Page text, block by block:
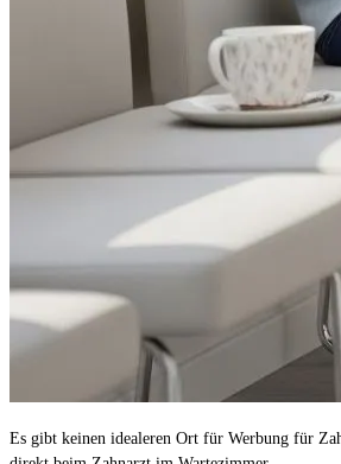
Es gibt keinen idealeren Ort für Werbung für